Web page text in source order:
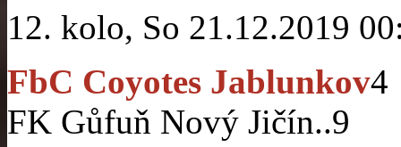
12. kolo, So 21.12.2019
FbC Coyotes Jablunkov4
FK Gůfuň Nový Jičín..9